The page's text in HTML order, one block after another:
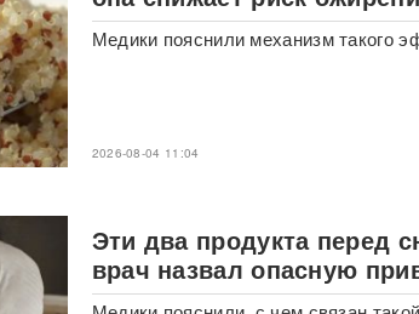
Медики пояснили механизм такого
2026-08-04 11:04
Эти два продукта перед
врач назвал опасную